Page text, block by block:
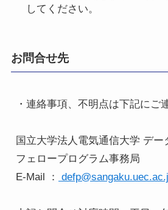
してください。
お問合せ先
・連絡事項、不明点は下記にご
国立大学法人電気通信大学 デー
フェロープログラム事務局
E-Mail ：